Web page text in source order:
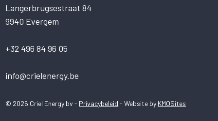
Langerbrugsestraat 84
9940 Evergem
+32 496 84 96 05
info@crielenergy.be
© 2026 Criel Energy bv - Privacybeleid - Website by KMOSites
TARGETING
FUNCTIONEEL
NIET-GECLASSIFICEERD